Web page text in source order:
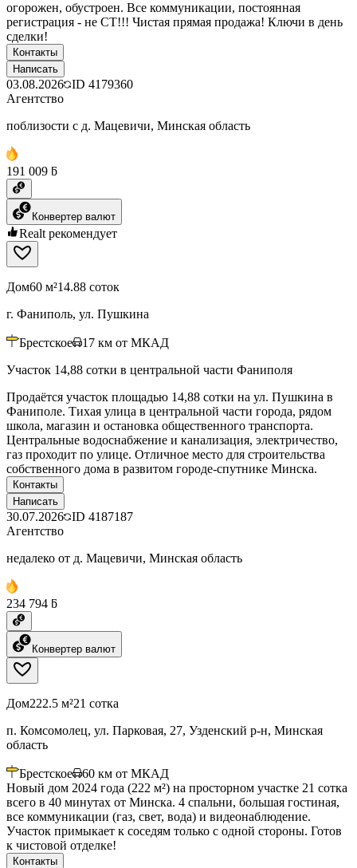
огорожен, обустроен. Все коммуникации, постоянная
регистрация - не СТ!!! Чистая прямая продажа! Ключи в день
сделки!
Контакты
Написать
03.08.2026 ID 4179360
Агентство
поблизости с д. Мацевичи, Минская область
191 009 ƃ
Конвертер валют
Realt рекомендует
Дом60 м²14.88 соток
г. Фаниполь, ул. Пушкина
Брестское 17 км от МКАД
Участок 14,88 сотки в центральной части Фаниполя
Продаётся участок площадью 14,88 сотки на ул. Пушкина в
Фаниполе. Тихая улица в центральной части города, рядом
школа, магазин и остановка общественного транспорта.
Центральные водоснабжение и канализация, электричество,
газ проходит по улице. Отличное место для строительства
собственного дома в развитом городе-спутнике Минска.
Контакты
Написать
30.07.2026 ID 4187187
Агентство
недалеко от д. Мацевичи, Минская область
234 794 ƃ
Конвертер валют
Дом222.5 м²21 сотка
п. Комсомолец, ул. Парковая, 27, Узденский р-н, Минская
область
Брестское 60 км от МКАД
Новый дом 2024 года (222 м²) на просторном участке 21 сотка
всего в 40 минутах от Минска. 4 спальни, большая гостиная,
все коммуникации (газ, свет, вода) и видеонаблюдение.
Участок примыкает к соседям только с одной стороны. Готов
к чистовой отделке!
Контакты